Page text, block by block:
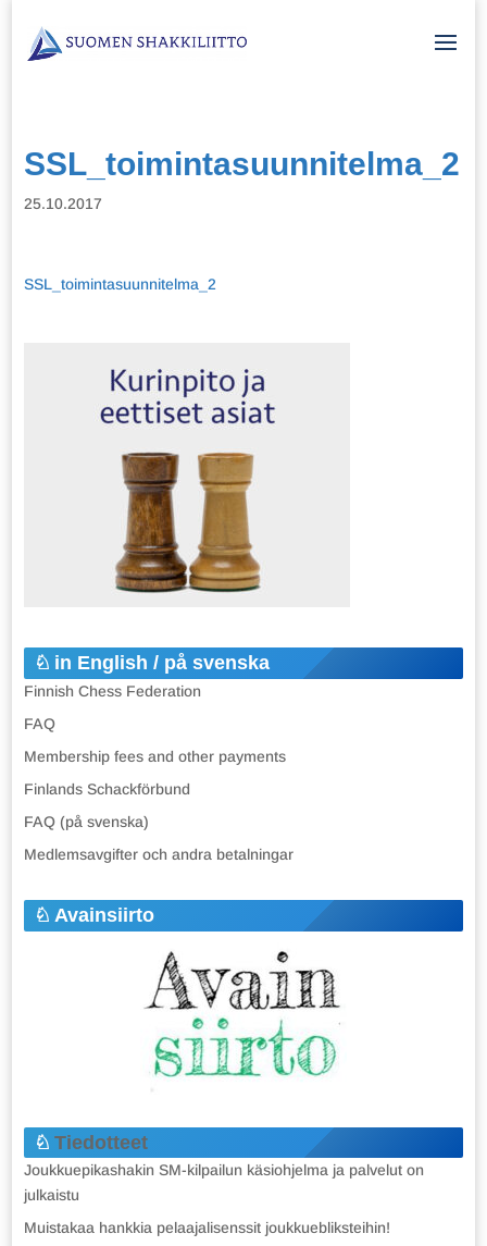
SSL_toimintasuunnitelma_2
25.10.2017
SSL_toimintasuunnitelma_2
in English / på svenska
Finnish Chess Federation
FAQ
Membership fees and other payments
Finlands Schackförbund
FAQ (på svenska)
Medlemsavgifter och andra betalningar
Avainsiirto
Tiedotteet
Joukkuepikashakin SM-kilpailun käsiohjelma ja palvelut on
julkaistu
Muistakaa hankkia pelaajalisenssit joukkuebliksteihin!